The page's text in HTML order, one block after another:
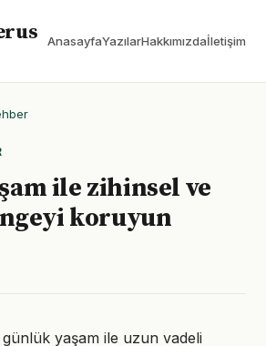
AnasayfaYazılarHakkımızdaİletişim
ile zihinsel ve
koruyun
yaşam ile uzun vadeli